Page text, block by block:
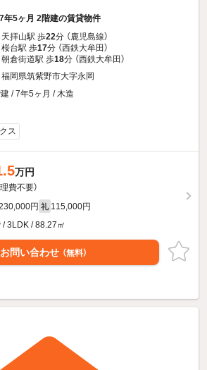
年5ヶ月 2階建の賃貸物件
天拝山駅 歩22分 （鹿児島線）
桜台駅 歩17分 （西鉄大牟田）
朝倉街道駅 歩18分 （西鉄大牟田）
福岡県筑紫野市大字永岡
/ 7年5ヶ月 / 木造
ス
万円
理費不要）
円 礼 115,000円
/ 3LDK / 88.27㎡
お問い合わせ （無料）